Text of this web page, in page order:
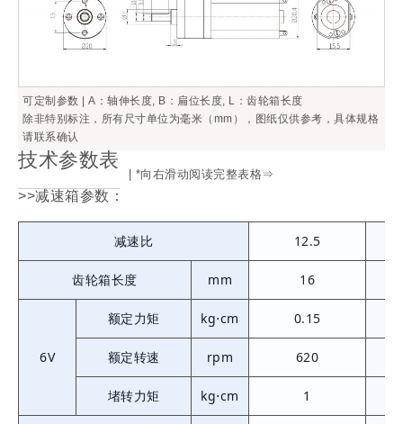
可定制参数 | A：轴伸长度, B：扁位长度, L：齿轮箱长度
除非特别标注，所有尺寸单位为毫米（mm），图纸仅供参考，具体规格
请联系确认
技术参数表
| *向右滑动阅读完整表格⇒
>>减速箱参数：
减速比 12.5
齿轮箱长度 mm 16
6V
额定力矩 kg⋅cm 0.15
额定转速 rpm 620
堵转力矩 kg⋅cm 1